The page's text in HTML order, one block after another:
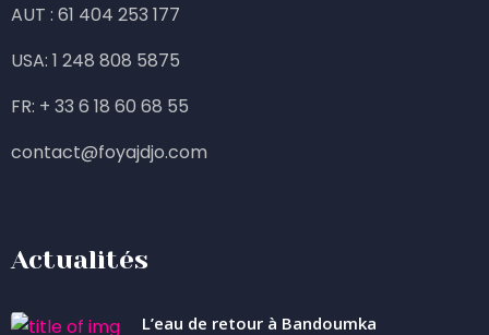
AUT : 61 404 253 177
USA: 1 248 808 5875
FR: + 33 6 18 60 68 55
contact@foyajdjo.com
Actualités
L’eau de retour à Bandoumka